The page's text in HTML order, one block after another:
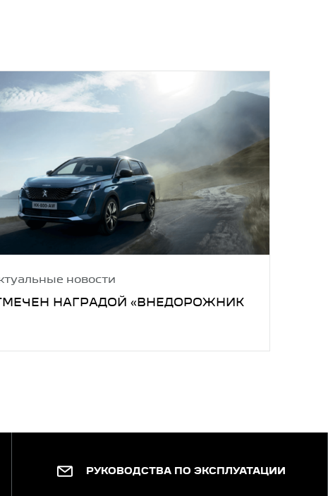
новости
НАГРАДОЙ «ВНЕДОРОЖНИК
РУКОВОДСТВА ПО ЭКСПЛУАТАЦИИ